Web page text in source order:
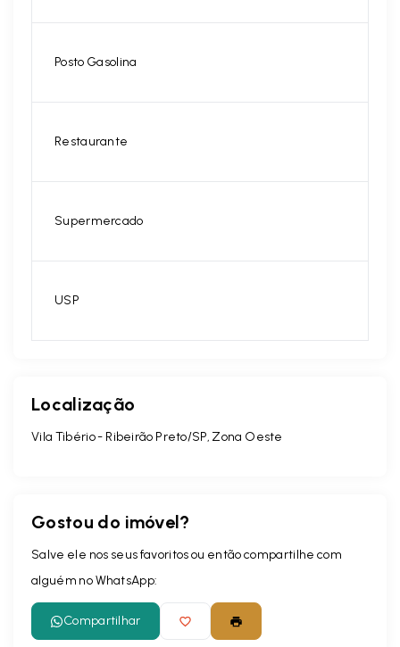
Posto Gasolina
Restaurante
Supermercado
USP
Localização
Vila Tibério - Ribeirão Preto/SP, Zona Oeste
Gostou do imóvel?
Salve ele nos seus favoritos ou então compartilhe com
alguém no WhatsApp:
Compartilhar